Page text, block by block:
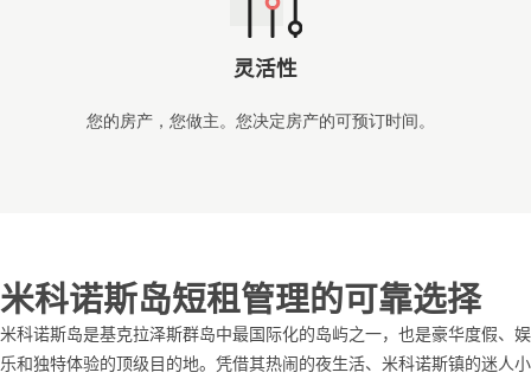
灵活性
您的房产，您做主。您决定房产的可预订时间。
米科诺斯岛短租管理的可靠选择
米科诺斯岛是基克拉泽斯群岛中最国际化的岛屿之一，也是豪华度假、娱
乐和独特体验的顶级目的地。凭借其热闹的夜生活、米科诺斯镇的迷人小